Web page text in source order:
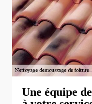
Une équipe